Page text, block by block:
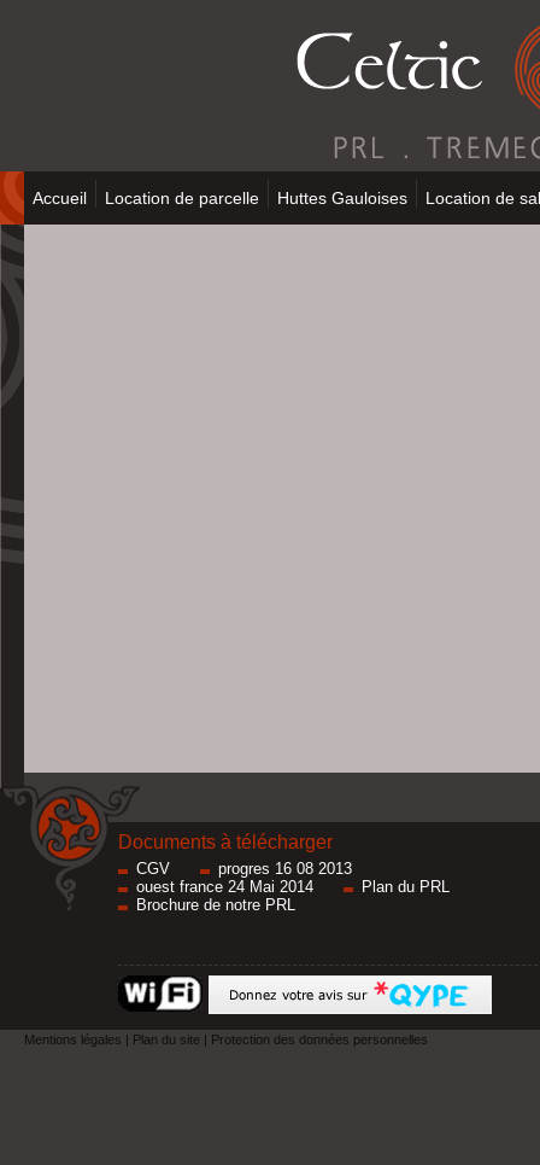
Accueil Location de parcelle Huttes Gauloises Location de
Documents à télécharger
CGV
progres 16 08 2013
ouest france 24 Mai 2014
Plan du PRL
Brochure de notre PRL
Mentions légales | Plan du site | Protection des données personnelles